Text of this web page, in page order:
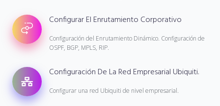
Configurar El Enrutamiento Corporativo
Configuración del Enrutamiento Dinámico. Configuración de
OSPF, BGP, MPLS, RIP.
Configuración De La Red Empresarial Ubiquiti.
Configurar una red Ubiquiti de nivel empresarial.